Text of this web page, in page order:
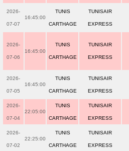
2026-
07-07
16:45:00
TUNIS
CARTHAGE
TUNISAIR
EXPRESS
2026-
07-06
16:45:00
TUNIS
CARTHAGE
TUNISAIR
EXPRESS
2026-
07-05
16:45:00
TUNIS
CARTHAGE
TUNISAIR
EXPRESS
2026-
07-04
22:05:00
TUNIS
CARTHAGE
TUNISAIR
EXPRESS
2026-
07-02
22:25:00
TUNIS
CARTHAGE
TUNISAIR
EXPRESS